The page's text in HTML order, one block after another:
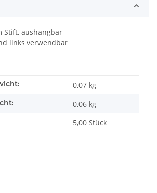
Stift, aushängbar
links verwendbar
0,07 kg
0,06 kg
5,00 Stück